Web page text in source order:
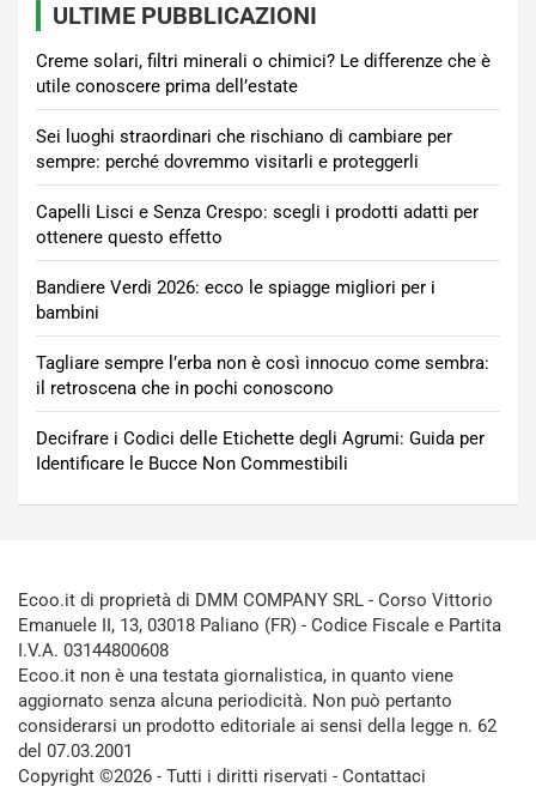
ULTIME PUBBLICAZIONI
Creme solari, filtri minerali o chimici? Le differenze che è
utile conoscere prima dell’estate
Sei luoghi straordinari che rischiano di cambiare per
sempre: perché dovremmo visitarli e proteggerli
Capelli Lisci e Senza Crespo: scegli i prodotti adatti per
ottenere questo effetto
Bandiere Verdi 2026: ecco le spiagge migliori per i
bambini
Tagliare sempre l’erba non è così innocuo come sembra:
il retroscena che in pochi conoscono
Decifrare i Codici delle Etichette degli Agrumi: Guida per
Identificare le Bucce Non Commestibili
Ecoo.it di proprietà di DMM COMPANY SRL - Corso Vittorio
Emanuele II, 13, 03018 Paliano (FR) - Codice Fiscale e Partita
I.V.A. 03144800608
Ecoo.it non è una testata giornalistica, in quanto viene
aggiornato senza alcuna periodicità. Non può pertanto
considerarsi un prodotto editoriale ai sensi della legge n. 62
del 07.03.2001
Copyright ©2026 - Tutti i diritti riservati - Contattaci